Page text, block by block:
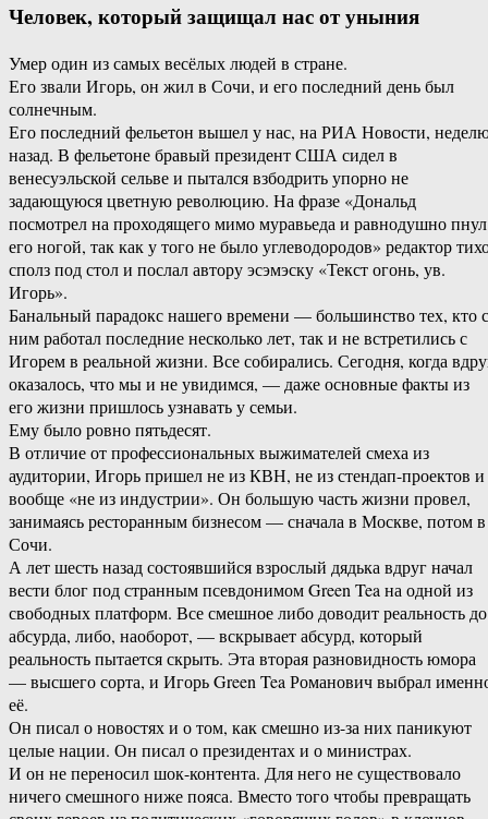
Человек, который защищал нас от уныния
Умер один из самых весёлых людей в стране.
Его звали Игорь, он жил в Сочи, и его последний день был
солнечным.
Его последний фельетон вышел у нас, на РИА Новости,
назад. В фельетоне бравый президент США сидел в
венесуэльской сельве и пытался взбодрить упорно не
задающуюся цветную революцию. На фразе «Дональд
посмотрел на проходящего мимо муравьеда и равнодушно пнул
его ногой, так как у того не было углеводородов» редактор
сполз под стол и послал автору эсэмэску «Текст огонь, ув.
Игорь».
Банальный парадокс нашего времени — большинство тех, кто с
ним работал последние несколько лет, так и не встретились с
Игорем в реальной жизни. Все собирались. Сегодня, когда
оказалось, что мы и не увидимся, — даже основные факты из
его жизни пришлось узнавать у семьи.
Ему было ровно пятьдесят.
В отличие от профессиональных выжимателей смеха из
аудитории, Игорь пришел не из КВН, не из стендап-проектов и
вообще «не из индустрии». Он большую часть жизни провел,
занимаясь ресторанным бизнесом — сначала в Москве, потом в
Сочи.
А лет шесть назад состоявшийся взрослый дядька вдруг начал
вести блог под странным псевдонимом Green Tea на одной из
свободных платформ. Все смешное либо доводит реальность до
абсурда, либо, наоборот, — вскрывает абсурд, который
реальность пытается скрыть. Эта вторая разновидность юмора
— высшего сорта, и Игорь Green Tea Романович выбрал
её.
Он писал о новостях и о том, как смешно из-за них паникуют
целые нации. Он писал о президентах и о министрах.
И он не переносил шок-контента. Для него не существовало
ничего смешного ниже пояса. Вместо того чтобы превращать